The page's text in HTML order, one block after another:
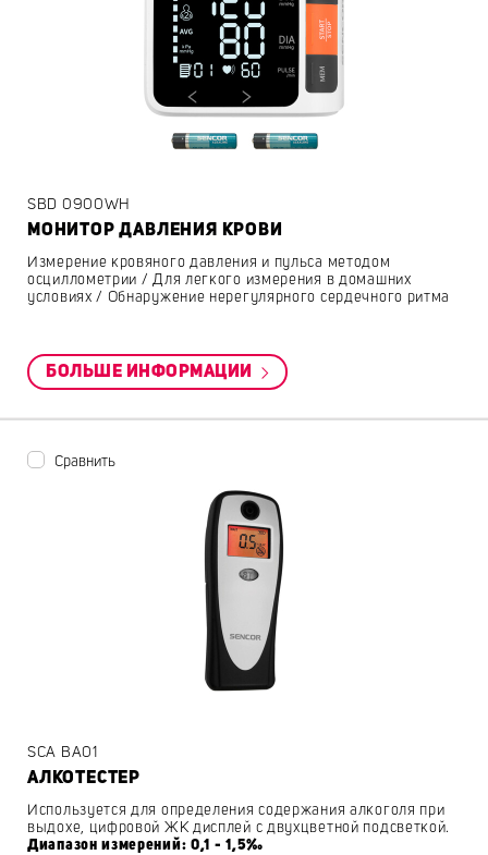
SBD 0900WH
МОНИТОР ДАВЛЕНИЯ КРОВИ
Измерение кровяного давления и пульса методом
осциллометрии / Для легкого измерения в домашних
условиях / Обнаружение нерегулярного сердечного ритма
БОЛЬШЕ ИНФОРМАЦИИ
Сравнить
SCA BA01
АЛКОТЕСТЕР
Используется для определения содержания алкоголя при
выдохе, цифровой ЖК дисплей с двухцветной подсветкой.
Диапазон измерений: 0,1 - 1,5‰